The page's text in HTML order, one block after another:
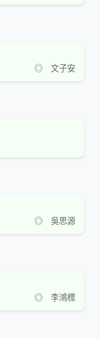
◎ 文子安
◎ 吳思源
◎ 李鴻標